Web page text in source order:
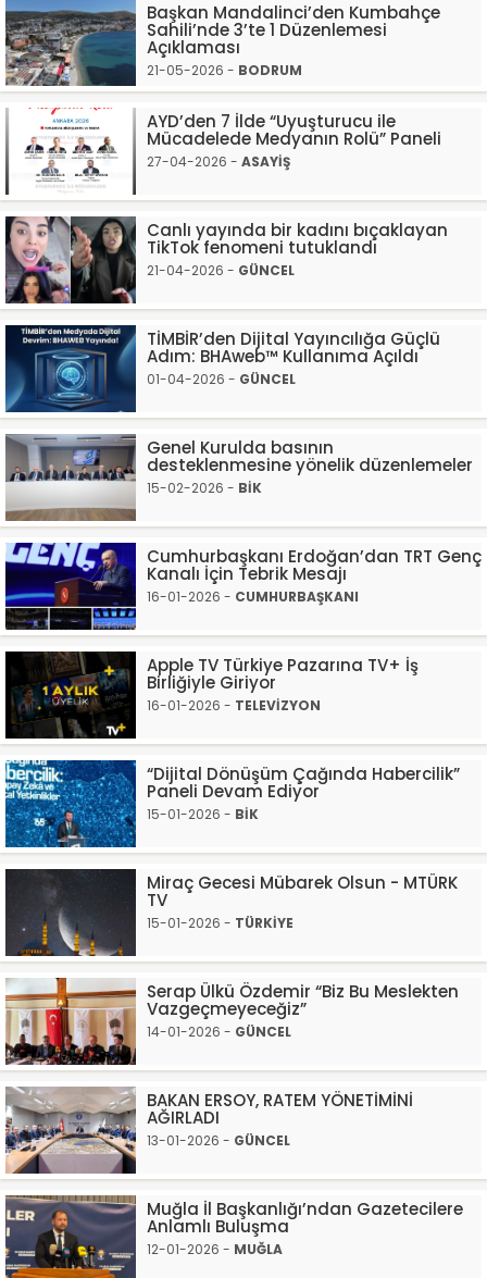
Başkan Mandalinci’den Kumbahçe
Sahili’nde 3’te 1 Düzenlemesi
Açıklaması
21-05-2026 - BODRUM
AYD’den 7 İlde “Uyuşturucu ile
Mücadelede Medyanın Rolü” Paneli
27-04-2026 - ASAYİŞ
Canlı yayında bir kadını bıçaklayan
TikTok fenomeni tutuklandı
21-04-2026 - GÜNCEL
TİMBİR’den Dijital Yayıncılığa Güçlü
Adım: BHAweb™️ Kullanıma Açıldı
01-04-2026 - GÜNCEL
Genel Kurulda basının
desteklenmesine yönelik düzenlemeler
15-02-2026 - BİK
Cumhurbaşkanı Erdoğan’dan TRT Genç
Kanalı İçin Tebrik Mesajı
16-01-2026 - CUMHURBAŞKANI
Apple TV Türkiye Pazarına TV+ İş
Birliğiyle Giriyor
16-01-2026 - TELEVİZYON
“Dijital Dönüşüm Çağında Habercilik”
Paneli Devam Ediyor
15-01-2026 - BİK
Miraç Gecesi Mübarek Olsun - MTÜRK
TV
15-01-2026 - TÜRKİYE
Serap Ülkü Özdemir “Biz Bu Meslekten
Vazgeçmeyeceğiz”
14-01-2026 - GÜNCEL
BAKAN ERSOY, RATEM YÖNETİMİNİ
AĞIRLADI
13-01-2026 - GÜNCEL
Muğla İl Başkanlığı’ndan Gazetecilere
Anlamlı Buluşma
12-01-2026 - MUĞLA